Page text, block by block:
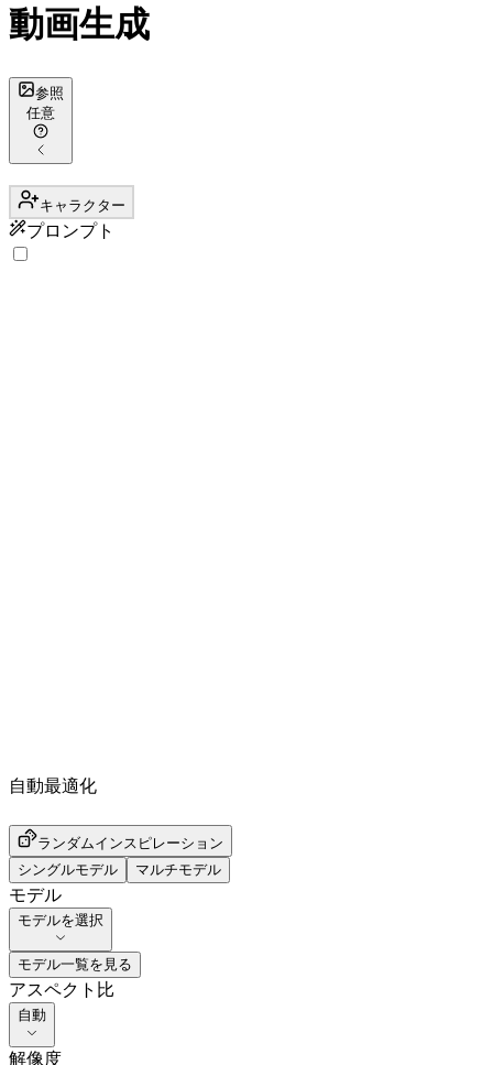
動画生成
参照
任意
キャラクター
プロンプト
自動最適化
ランダムインスピレーション
シングルモデル
マルチモデル
モデル
モデルを選択
モデル一覧を見る
アスペクト比
自動
解像度